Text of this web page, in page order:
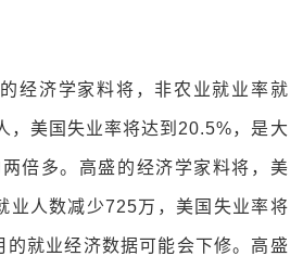
经济学家料将，非农业就业率就
，美国失业率将达到20.5%，是大
倍多。高盛的经济学家料将，美
业人数减少725万，美国失业率将
就业经济数据可能会下修。高盛